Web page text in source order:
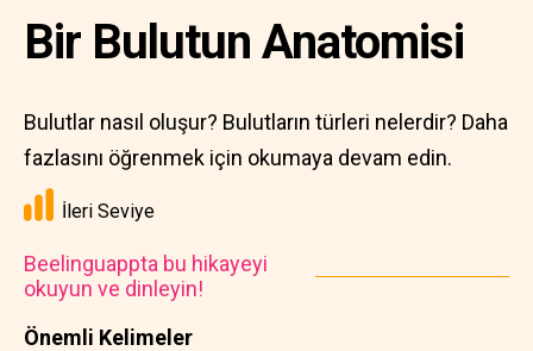
Önemli Kelimeler
Bir Bulutun Anatomisi
Bulutlar nasıl oluşur? Bulutların türleri nelerdir? Daha
fazlasını öğrenmek için okumaya devam edin.
İleri Seviye
Beelinguappta bu hikayeyi
okuyun ve dinleyin!